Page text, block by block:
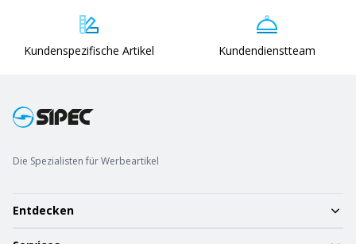
Kundenspezifische Artikel Kundendienstteam
Die Spezialisten für Werbeartikel
Entdecken